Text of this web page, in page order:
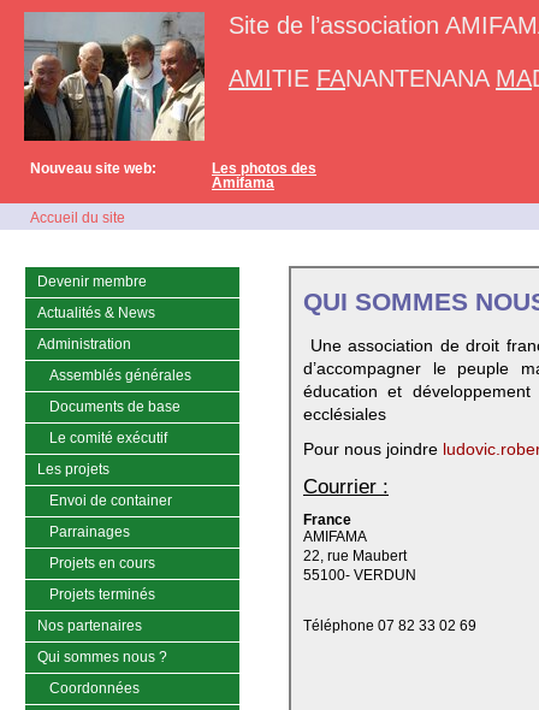
Site de l’association
AMITIE FANANTENANA MA
Nouveau site web:
Les photos des
Amifama
Accueil du site
QUI SOMMES
Une association de droit
d’accompagner le peuple
éducation et
ecclésiales
Pour nous joindre
Courrier :
France
AMIFAMA
22, rue Maubert
55100- VERDUN
Téléphone 07 82 33 02 69
Devenir membre
Actualités & News
Administration
Assemblés générales
Documents de base
Le comité exécutif
Les projets
Envoi de container
Parrainages
Projets en cours
Projets terminés
Nos partenaires
Qui sommes nous ?
Coordonnées